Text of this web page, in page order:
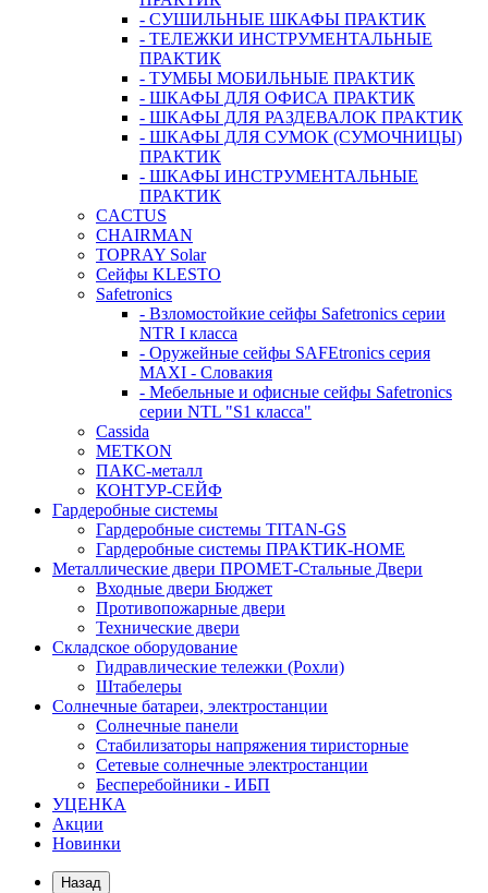
- СУШИЛЬНЫЕ ШКАФЫ ПРАКТИК
- ТЕЛЕЖКИ ИНСТРУМЕНТАЛЬНЫЕ
ПРАКТИК
- ТУМБЫ МОБИЛЬНЫЕ ПРАКТИК
- ШКАФЫ ДЛЯ ОФИСА ПРАКТИК
- ШКАФЫ ДЛЯ РАЗДЕВАЛОК ПРАКТИК
- ШКАФЫ ДЛЯ СУМОК (СУМОЧНИЦЫ)
ПРАКТИК
- ШКАФЫ ИНСТРУМЕНТАЛЬНЫЕ
ПРАКТИК
CACTUS
CHAIRMAN
TOPRAY Solar
Сейфы KLESTO
Safetronics
- Взломостойкие сейфы Safetronics серии
NTR I класса
- Оружейные сейфы SAFEtronics серия
MAXI - Словакия
- Мебельные и офисные сейфы Safetronics
серии NTL "S1 класса"
Cassida
METKON
ПАКС-металл
КОНТУР-СЕЙФ
Гардеробные системы
Гардеробные системы TITAN-GS
Гардеробные системы ПРАКТИК-HOME
Металлические двери ПРОМЕТ-Стальные Двери
Входные двери Бюджет
Противопожарные двери
Технические двери
Складское оборудование
Гидравлические тележки (Рохли)
Штабелеры
Солнечные батареи, электростанции
Солнечные панели
Стабилизаторы напряжения тиристорные
Сетевые солнечные электростанции
Бесперебойники - ИБП
УЦЕНКА
Акции
Новинки
Назад